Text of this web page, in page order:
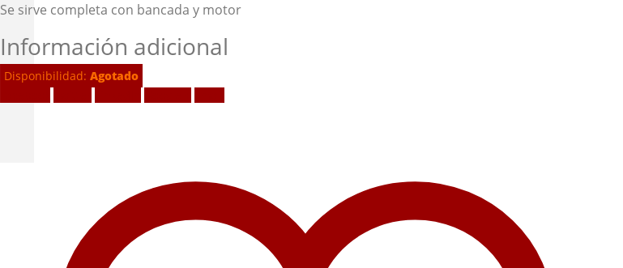
Se sirve completa con bancada y motor
Información adicional
Disponibilidad: Agotado